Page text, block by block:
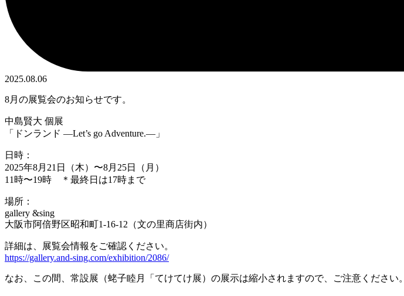
2025.08.06
8月の展覧会のお知らせです。
中島賢大 個展
「ドンランド ―Let’s go Adventure.―」
日時：
2025年8月21日（木）〜8月25日（月）
11時〜19時 ＊最終日は17時まで
場所：
gallery &sing
大阪市阿倍野区昭和町1-16-12（文の里商店街内）
詳細は、展覧会情報をご確認ください。
https://gallery.and-sing.com/exhibition/2086/
なお、この間、常設展（蛯子睦月「てけてけ展）の展示は縮小されますので、ご注意ください。